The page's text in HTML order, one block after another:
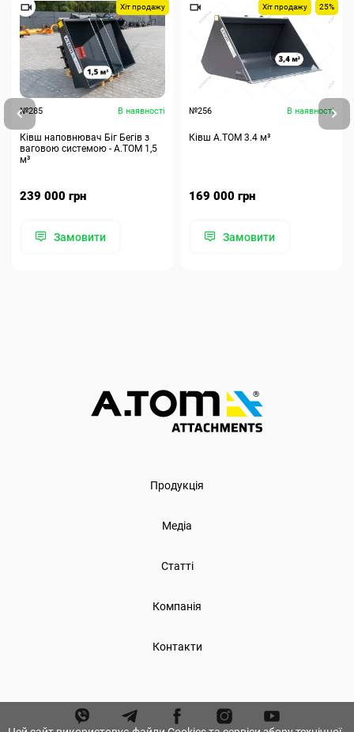
Хіт продажу
№285 В наявності
Ківш наповнювач Біг Бегів з
ваговою системою - А.ТОМ 1,5
м³
239 000 грн
Замовити
Хіт продажу 25%
№256 В наявності
Ківш A.TOM 3.4 м³
169 000 грн
Замовити
Продукція
Медіа
Статті
Компанія
Контакти